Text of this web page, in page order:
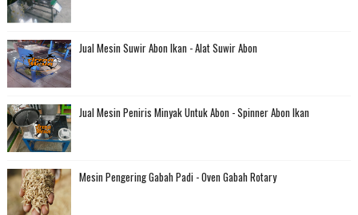
Jual Mesin Suwir Abon Ikan - Alat Suwir Abon
Jual Mesin Peniris Minyak Untuk Abon - Spinner Abon Ikan
Mesin Pengering Gabah Padi - Oven Gabah Rotary